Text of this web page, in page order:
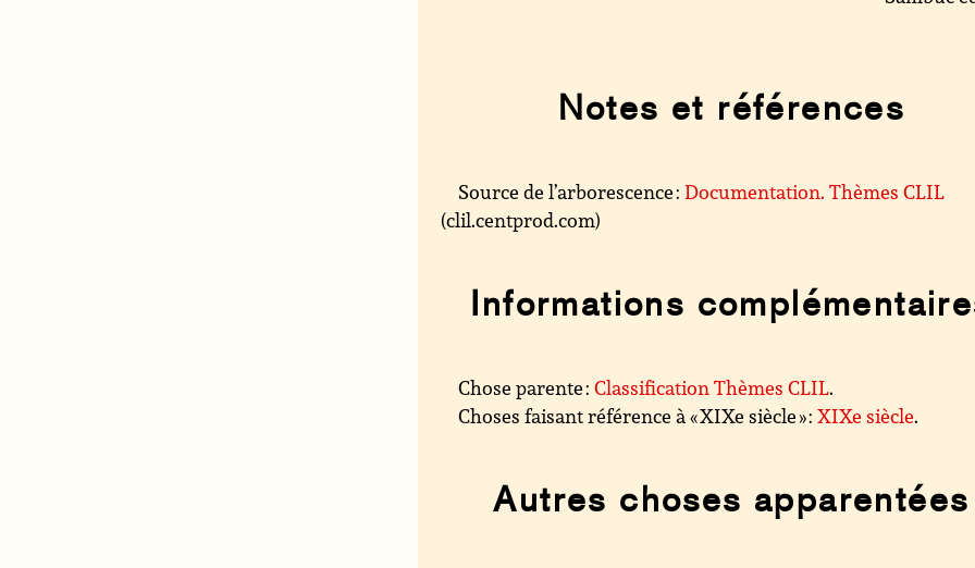
Notes et références
Source de l’arborescence :Documentation. Thèmes CLIL
(clil.centprod.com)
Informations
Chose parente :Classification Thèmes CLIL.
Choses faisant référence à « XIXe siècle » :XIXe siècle.
Autres choses apparentées